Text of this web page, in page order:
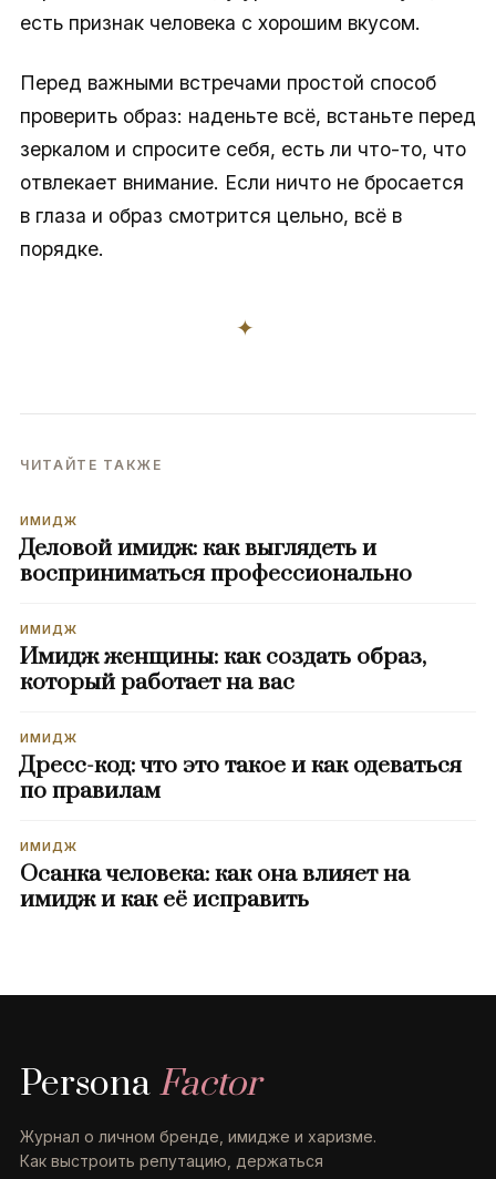
есть признак человека с хорошим вкусом.
Перед важными встречами простой способ
проверить образ: наденьте всё, встаньте перед
зеркалом и спросите себя, есть ли что-то, что
отвлекает внимание. Если ничто не бросается
в глаза и образ смотрится цельно, всё в
порядке.
✦
ЧИТАЙТЕ ТАКЖЕ
ИМИДЖ
Деловой имидж: как выглядеть и
восприниматься профессионально
ИМИДЖ
Имидж женщины: как создать образ,
который работает на вас
ИМИДЖ
Дресс-код: что это такое и как одеваться
по правилам
ИМИДЖ
Осанка человека: как она влияет на
имидж и как её исправить
PersonaFactor
Журнал о личном бренде, имидже и харизме.
Как выстроить репутацию, держаться